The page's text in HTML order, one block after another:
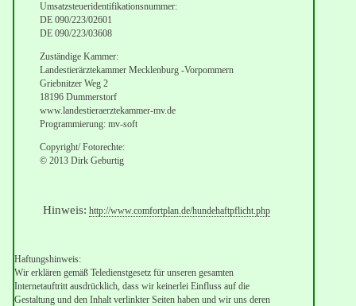
Umsatzsteueridentifikationsnummer:
DE 090/223/02601
DE 090/223/03608
Zuständige Kammer:
Landestierärztekammer Mecklenburg -Vorpommern
Griebnitzer Weg 2
18196 Dummerstorf
www.landestieraerztekammer-mv.de
Programmierung: mv-soft
Copyright/ Fotorechte:
© 2013 Dirk Geburtig
Hinweis: http://www.comfortplan.de/hundehaftpflicht.php
Haftungshinweis:
Wir erklären gemäß Teledienstgesetz für unseren gesamten
Internetauftritt ausdrücklich, dass wir keinerlei Einfluss auf die
Gestaltung und den Inhalt verlinkter Seiten haben und wir uns deren